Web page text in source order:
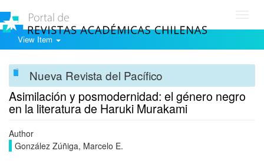
View Item
Nueva Revista del Pacífico
Asimilación y posmodernidad: el género negro
en la literatura de Haruki Murakami
Author
González Zúñiga, Marcelo E.